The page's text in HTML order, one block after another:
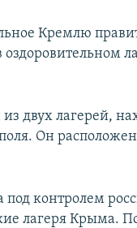
Кремлю
двух лагерей,
Он
контролем
лагеря Крыма.